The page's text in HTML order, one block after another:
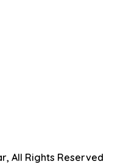
All Rights Reserved